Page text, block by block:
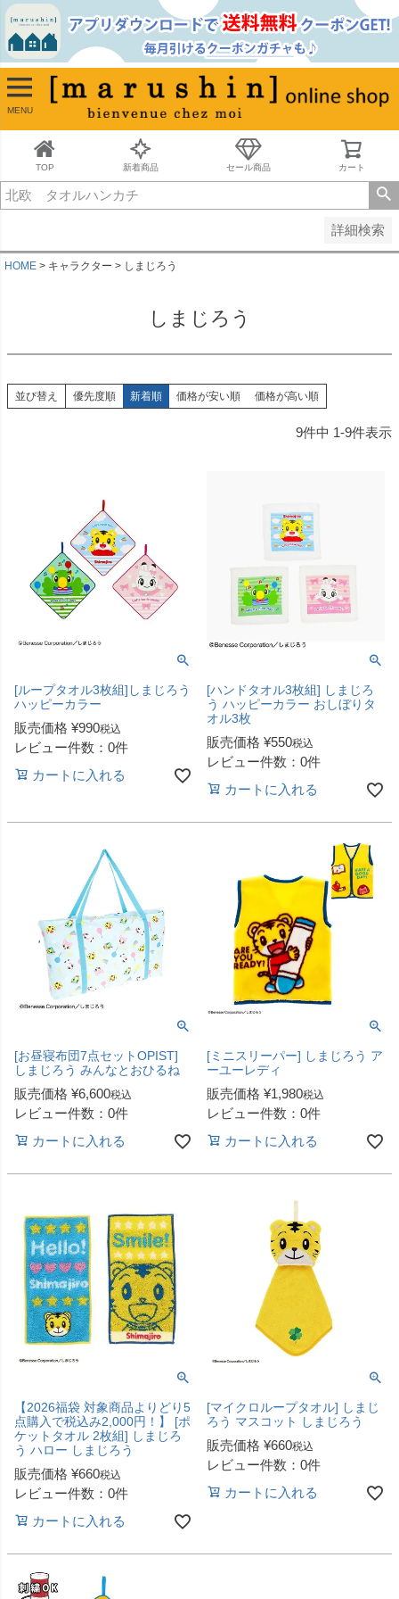
MENU
TOP 新着商品 セール商品 カート
詳細検索
並び順
新着順
古い順
価格が安い順
価格が高い順
キーワードヒット順
HOME キャラクター しまじろう
しまじろう
並び替え 優先度順 新着順 価格が安い順 価格が高い順
9件中 1-9件表示
[ループタオル3枚組]しまじろう
ハッピーカラー
販売価格 ¥990税込
レビュー件数：0件
カートに入れる
[ハンドタオル3枚組] しまじろ
う ハッピーカラー おしぼりタ
オル3枚
販売価格 ¥550税込
レビュー件数：0件
カートに入れる
[お昼寝布団7点セットOPIST]
しまじろう みんなとおひるね
販売価格 ¥6,600税込
レビュー件数：0件
カートに入れる
[ミニスリーパー] しまじろう ア
ーユーレディ
販売価格 ¥1,980税込
レビュー件数：0件
カートに入れる
【2026福袋 対象商品よりどり5
点購入で税込み2,000円！】 [ポ
ケットタオル 2枚組] しまじろ
う ハロー しまじろう
販売価格 ¥660税込
レビュー件数：0件
カートに入れる
[マイクロループタオル] しまじ
ろう マスコット しまじろう
販売価格 ¥660税込
レビュー件数：0件
カートに入れる